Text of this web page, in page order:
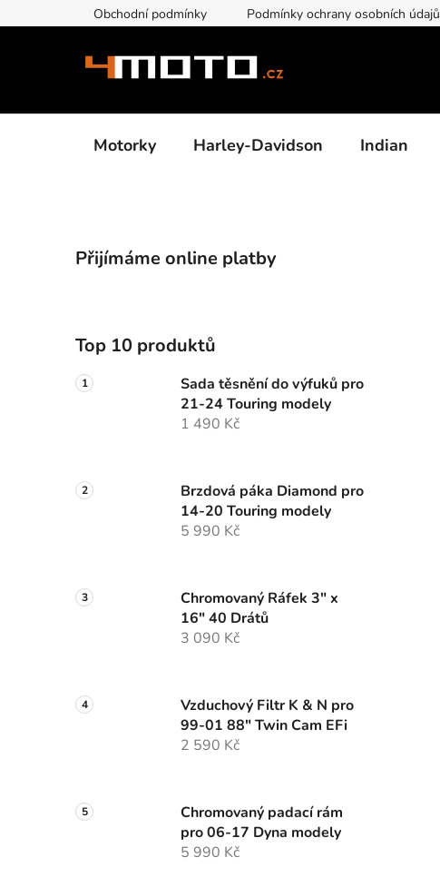
na
Obchodní podmínky Podmínky ochrany osobních údajů
Motorky Harley-Davidson Indian
o
r
a
n
a
n
Přijímáme online platby
Top 10 produktů
Sada těsnění do výfuků pro
21-24 Touring modely
1 490 Kč
Brzdová páka Diamond pro
14-20 Touring modely
5 990 Kč
Chromovaný Ráfek 3" x
16" 40 Drátů
3 090 Kč
Vzduchový Filtr K & N pro
99-01 88" Twin Cam EFi
2 590 Kč
Chromovaný padací rám
pro 06-17 Dyna modely
5 990 Kč